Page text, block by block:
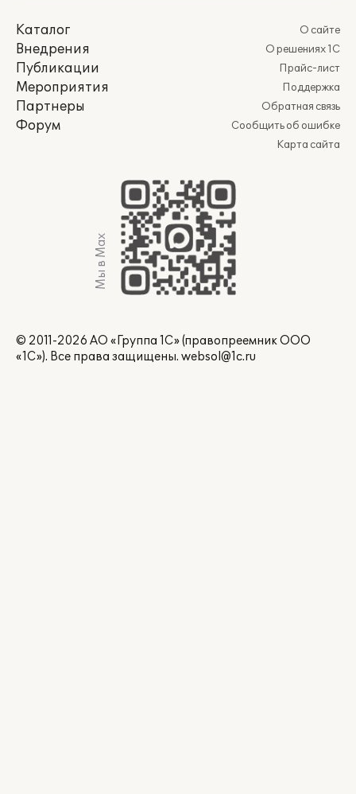
Каталог
Внедрения
Публикации
Мероприятия
Партнеры
Форум
О сайте
О решениях 1С
Прайс-лист
Поддержка
Обратная связь
Сообщить об ошибке
Карта сайта
Мы в Max
© 2011-2026 АО «Группа 1С» (правопреемник ООО
«1С»). Все права защищены. websol@1c.ru